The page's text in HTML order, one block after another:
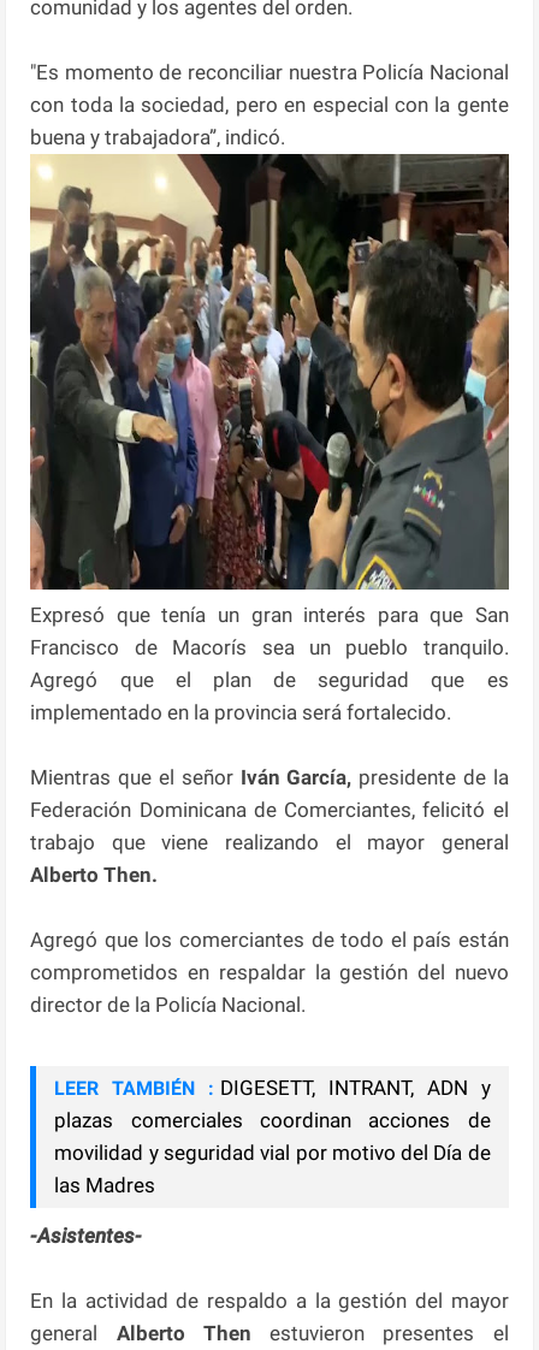
comunidad y los agentes del orden.
"Es momento de reconciliar nuestra Policía Nacional
con toda la sociedad, pero en especial con la gente
buena y trabajadora”, indicó.
Expresó que tenía un gran interés para que San
Francisco de Macorís sea un pueblo tranquilo.
Agregó que el plan de seguridad que es
implementado en la provincia será fortalecido.
Mientras que el señor Iván García, presidente de la
Federación Dominicana de Comerciantes, felicitó el
trabajo que viene realizando el mayor general
Alberto Then.
Agregó que los comerciantes de todo el país están
comprometidos en respaldar la gestión del nuevo
director de la Policía Nacional.
LEER TAMBIÉN : DIGESETT, INTRANT, ADN y
plazas comerciales coordinan acciones de
movilidad y seguridad vial por motivo del Día de
las Madres
-Asistentes-
En la actividad de respaldo a la gestión del mayor
general Alberto Then estuvieron presentes el